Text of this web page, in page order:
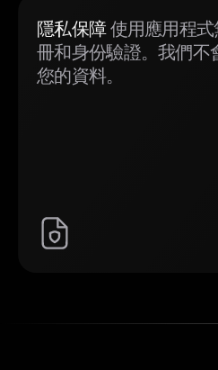
隱私保障使用應用程式
冊和身份驗證。我們不
您的資料。